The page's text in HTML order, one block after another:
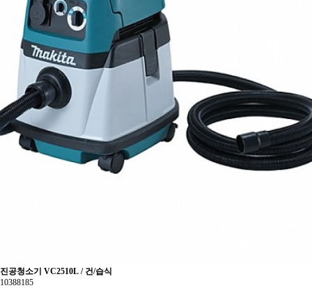
진공청소기 VC2510L / 건/습식
10388185